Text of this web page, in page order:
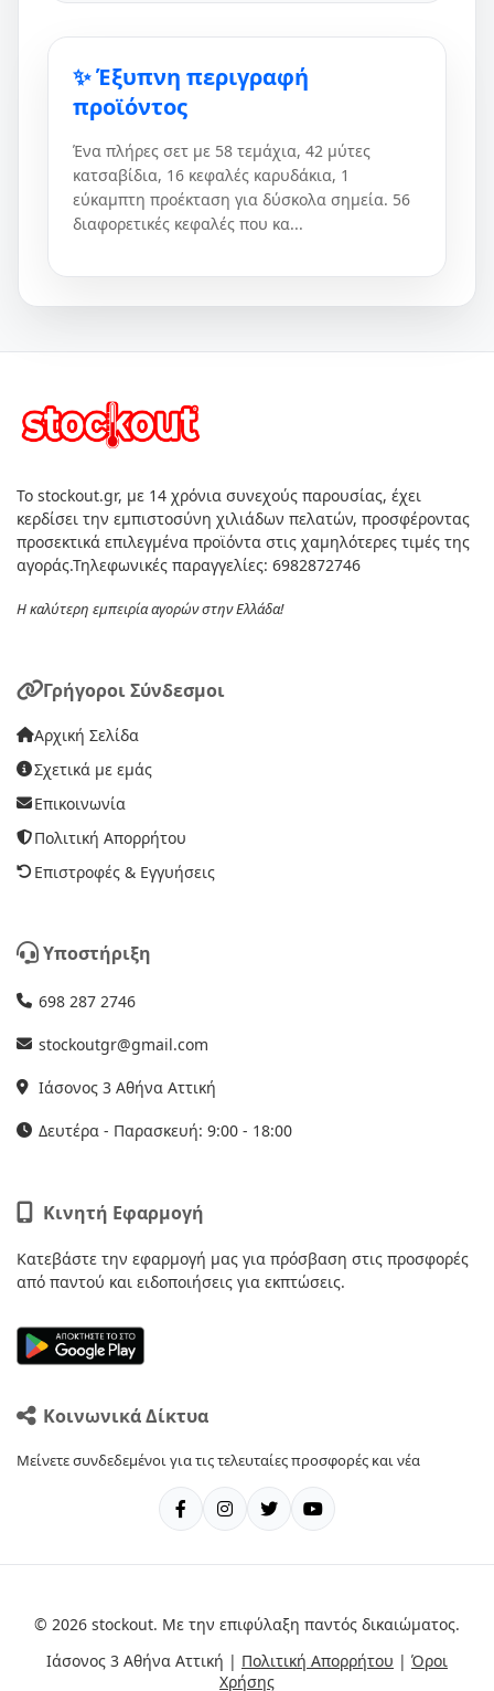
✨ Έξυπνη περιγραφή
προϊόντος
Ένα πλήρες σετ με 58 τεμάχια, 42 μύτες
κατσαβίδια, 16 κεφαλές καρυδάκια, 1
εύκαμπτη προέκταση για δύσκολα σημεία. 56
διαφορετικές κεφαλές που κα...
Το stockout.gr, με 14 χρόνια συνεχούς παρουσίας, έχει
κερδίσει την εμπιστοσύνη χιλιάδων πελατών, προσφέροντας
προσεκτικά επιλεγμένα προϊόντα στις χαμηλότερες τιμές της
αγοράς.Τηλεφωνικές παραγγελίες: 6982872746
Η καλύτερη εμπειρία αγορών στην Ελλάδα!
Γρήγοροι Σύνδεσμοι
Αρχική Σελίδα
Σχετικά με εμάς
Επικοινωνία
Πολιτική Απορρήτου
Επιστροφές & Εγγυήσεις
Υποστήριξη
698 287 2746
stockoutgr@gmail.com
Ιάσονος 3 Αθήνα Αττική
Δευτέρα - Παρασκευή: 9:00 - 18:00
Κινητή Εφαρμογή
Κατεβάστε την εφαρμογή μας για πρόσβαση στις προσφορές
από παντού και ειδοποιήσεις για εκπτώσεις.
Κοινωνικά Δίκτυα
Μείνετε συνδεδεμένοι για τις τελευταίες προσφορές και νέα
© 2026 stockout. Με την επιφύλαξη παντός δικαιώματος.
Ιάσονος 3 Αθήνα Αττική | Πολιτική Απορρήτου | Όροι
Χρήσης